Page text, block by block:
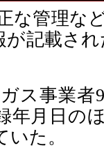
な管理な
記載さ
ス事業者
年月日の
た。